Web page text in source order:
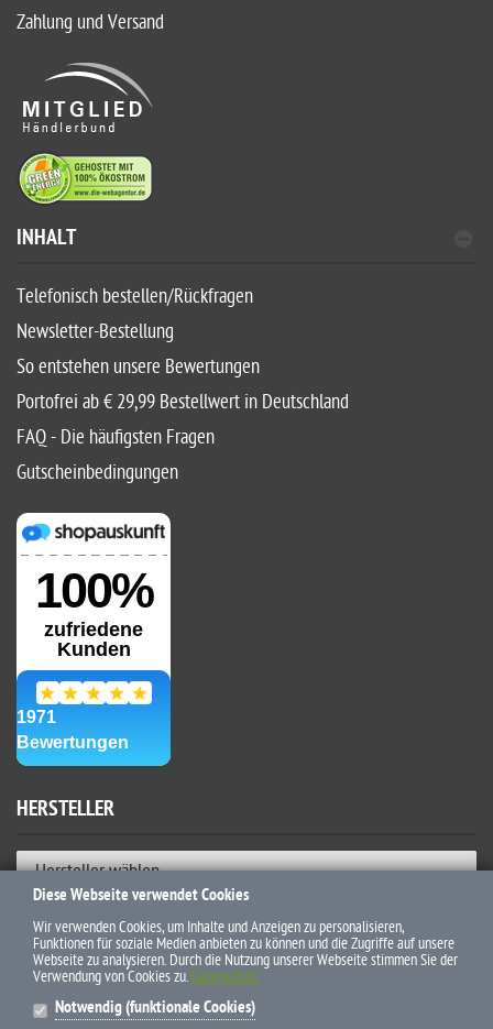
Zahlung und Versand
INHALT
Telefonisch bestellen/Rückfragen
Newsletter-Bestellung
So entstehen unsere Bewertungen
Portofrei ab € 29,99 Bestellwert in Deutschland
FAQ - Die häufigsten Fragen
Gutscheinbedingungen
HERSTELLER
Hersteller wählen
ZAHLUNGSWEISEN
Diese Webseite verwendet Cookies
Wir verwenden Cookies, um Inhalte und Anzeigen zu personalisieren,
Funktionen für soziale Medien anbieten zu können und die Zugriffe auf unsere
Webseite zu analysieren. Durch die Nutzung unserer Webseite stimmen Sie der
Verwendung von Cookies zu. Datenschutz
Notwendig (funktionale Cookies)